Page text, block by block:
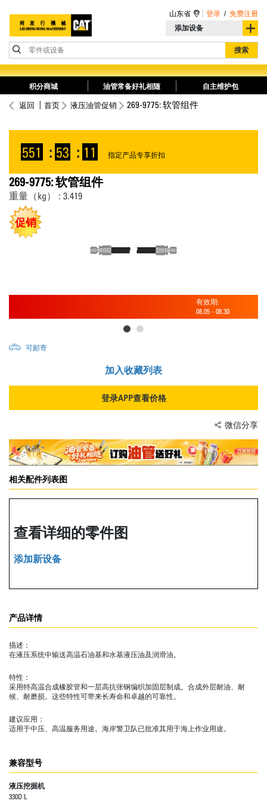
添加设备
零件或设备 搜索
山东省 登录 / 免费注册
积分商城 油管常备好礼相随 自主维护包
返回 首页 液压油管促销 269-9775: 软管组件
551 : 53 : 11 指定产品专享折扣
269-9775: 软管组件
重量（kg） : 3.419
促销
有效期:
08.05 - 08.30
可邮寄
加入收藏列表
登录APP查看价格
微信分享
相关配件列表图
查看详细的零件图
添加新设备
产品详情
描述：
在液压系统中输送高温石油基和水基液压油及润滑油。
特性：
采用特高温合成橡胶管和一层高抗张钢编织加固层制成。合成外层耐油、耐
候、耐磨损。这些特性可带来长寿命和卓越的可靠性。
建议应用：
适用于中压、高温服务用途。海岸警卫队已批准其用于海上作业用途。
兼容型号
液压挖掘机
330D L